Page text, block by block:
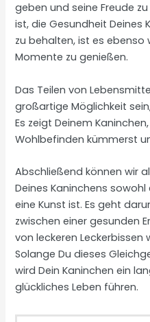
geben und seine Freude
ist, die Gesundheit Deines
zu behalten, ist es
Momente zu genießen.
Das Teilen von
großartige Möglichkeit
Es zeigt Deinem
Wohlbefinden kümmerst
Abschließend können wir
Deines Kaninchens
eine Kunst ist. Es geht
zwischen einer gesunden
von leckeren Leckerbissen
Solange Du dieses
wird Dein Kaninchen ein
glückliches Leben führen.